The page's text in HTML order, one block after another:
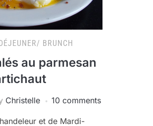
BRUNCH
au parmesan
Christelle 10 comments
et de Mardi-